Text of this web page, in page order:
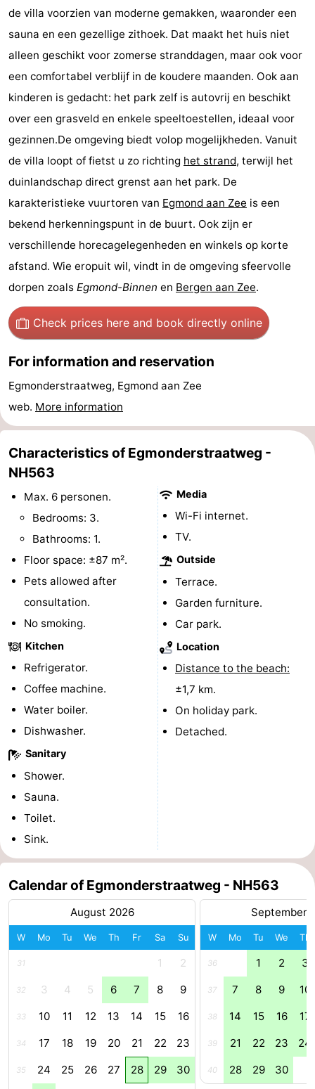
Woudhoeve
Duinpark
-
Egmond
Zee
Lastminutes
See
do
Museums
-
Observation
points
Attractions
-
Playgrounds
Mini
golf
courses
Villages
Cities
Nature
Sports
-
Swimming
pools
Cycling
Hiking
Horse
courses
Surfing
-
&
Beverages
Events
Practical
Forum
Route
-
Parking
Medical
addresses
Region
North
Holland
Nature
Schoorlse
Duinen
Bergen
Bergen
de villa voorzien van moderne gemakken, waaronder een
sauna en een gezellige zithoek. Dat maakt het huis niet
alleen geschikt voor zomerse stranddagen, maar ook voor
een comfortabel verblijf in de koudere maanden. Ook aan
kinderen is gedacht: het park zelf is autovrij en beschikt
over een grasveld en enkele speeltoestellen, ideaal voor
gezinnen.De omgeving biedt volop mogelijkheden. Vanuit
de villa loopt of fietst u zo richting het strand, terwijl het
duinlandschap direct grenst aan het park. De
karakteristieke vuurtoren van Egmond aan Zee is een
bekend herkenningspunt in de buurt. Ook zijn er
verschillende horecagelegenheden en winkels op korte
afstand. Wie eropuit wil, vindt in de omgeving sfeervolle
dorpen zoals Egmond-Binnen en Bergen aan Zee.
Check prices here and book directly online
For information and reservation
Egmonderstraatweg, Egmond aan Zee
web. More information
Characteristics of Egmonderstraatweg -
NH563
Max. 6 personen.
Bedrooms: 3.
Bathrooms: 1.
Floor space: ±87 m².
Pets allowed after
consultation.
No smoking.
Kitchen
Refrigerator.
Coffee machine.
Water boiler.
Dishwasher.
Sanitary
Shower.
Sauna.
Toilet.
Sink.
Media
Wi-Fi internet.
TV.
Outside
Terrace.
Garden furniture.
Car park.
Location
Distance to the beach:
±1,7 km.
On holiday park.
Detached.
Calendar of Egmonderstraatweg - NH563
August 2026
W Mo Tu We Th Fr Sa Su
31 1 2
32 3 4 5 6 7 8 9
33 10 11 12 13 14 15 16
34 17 18 19 20 21 22 23
35 24 25 26 27 28 29 30
September
W Mo Tu We Th
36 1 2 3
37 7 8 9 10
38 14 15 16 17
39 21 22 23 24
40 28 29 30